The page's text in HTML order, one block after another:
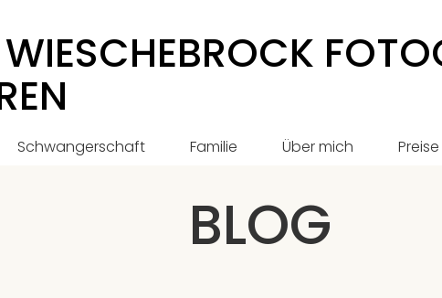
Schwangerschaft Familie Über mich Preise
BLOG